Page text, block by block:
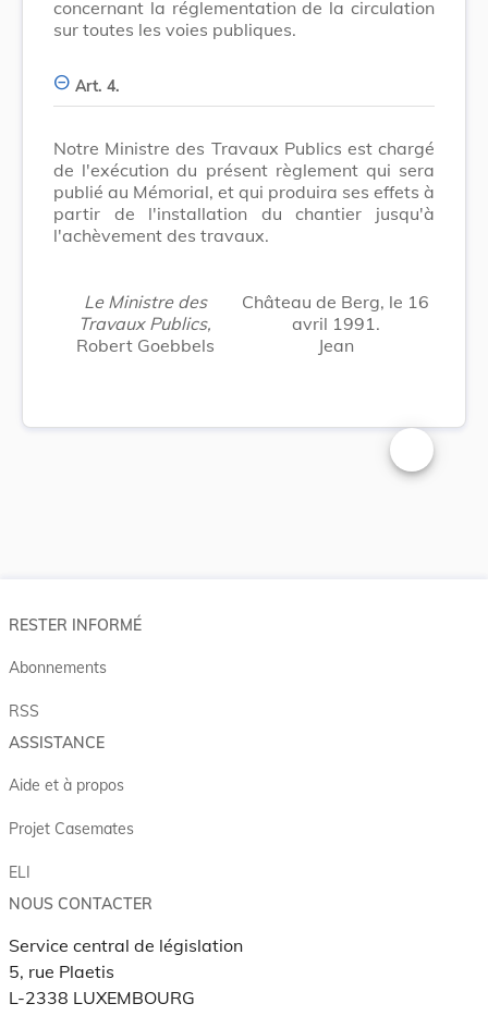
concernant la réglementation de la circulation
sur toutes les voies publiques.
Art. 4.
Notre Ministre des Travaux Publics est chargé
de l'exécution du présent règlement qui sera
publié au Mémorial, et qui produira ses effets à
partir de l'installation du chantier jusqu'à
l'achèvement des travaux.
Le Ministre des
Travaux Publics,
Robert Goebbels
Château de Berg, le 16
avril 1991.
Jean
Changer la
RESTER INFORMÉ
Abonnements
RSS
ASSISTANCE
Aide et à propos
Projet Casemates
ELI
NOUS CONTACTER
Service central de législation
5, rue Plaetis
L-2338 LUXEMBOURG